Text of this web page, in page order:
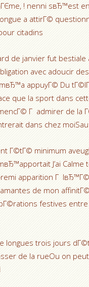
! nenni sвЂ™est
a attirГ©
citadins
de janvier fut
avec adoucir
appuyГ© Du
que la sport dans
Г admirer de la
dans chez
Г©tГ© minimum
J’ai
apparition Г
de mon
festives
longues trois jours
de la rueOu on